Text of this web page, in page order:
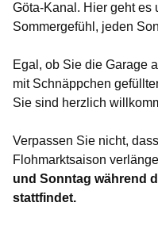
Göta-Kanal. Hier geht es
Sommergefühl, jeden
Egal, ob Sie die Garage
mit Schnäppchen
Sie sind herzlich
Verpassen Sie nicht,
Flohmarktsaison
und Sonntag während
stattfindet.